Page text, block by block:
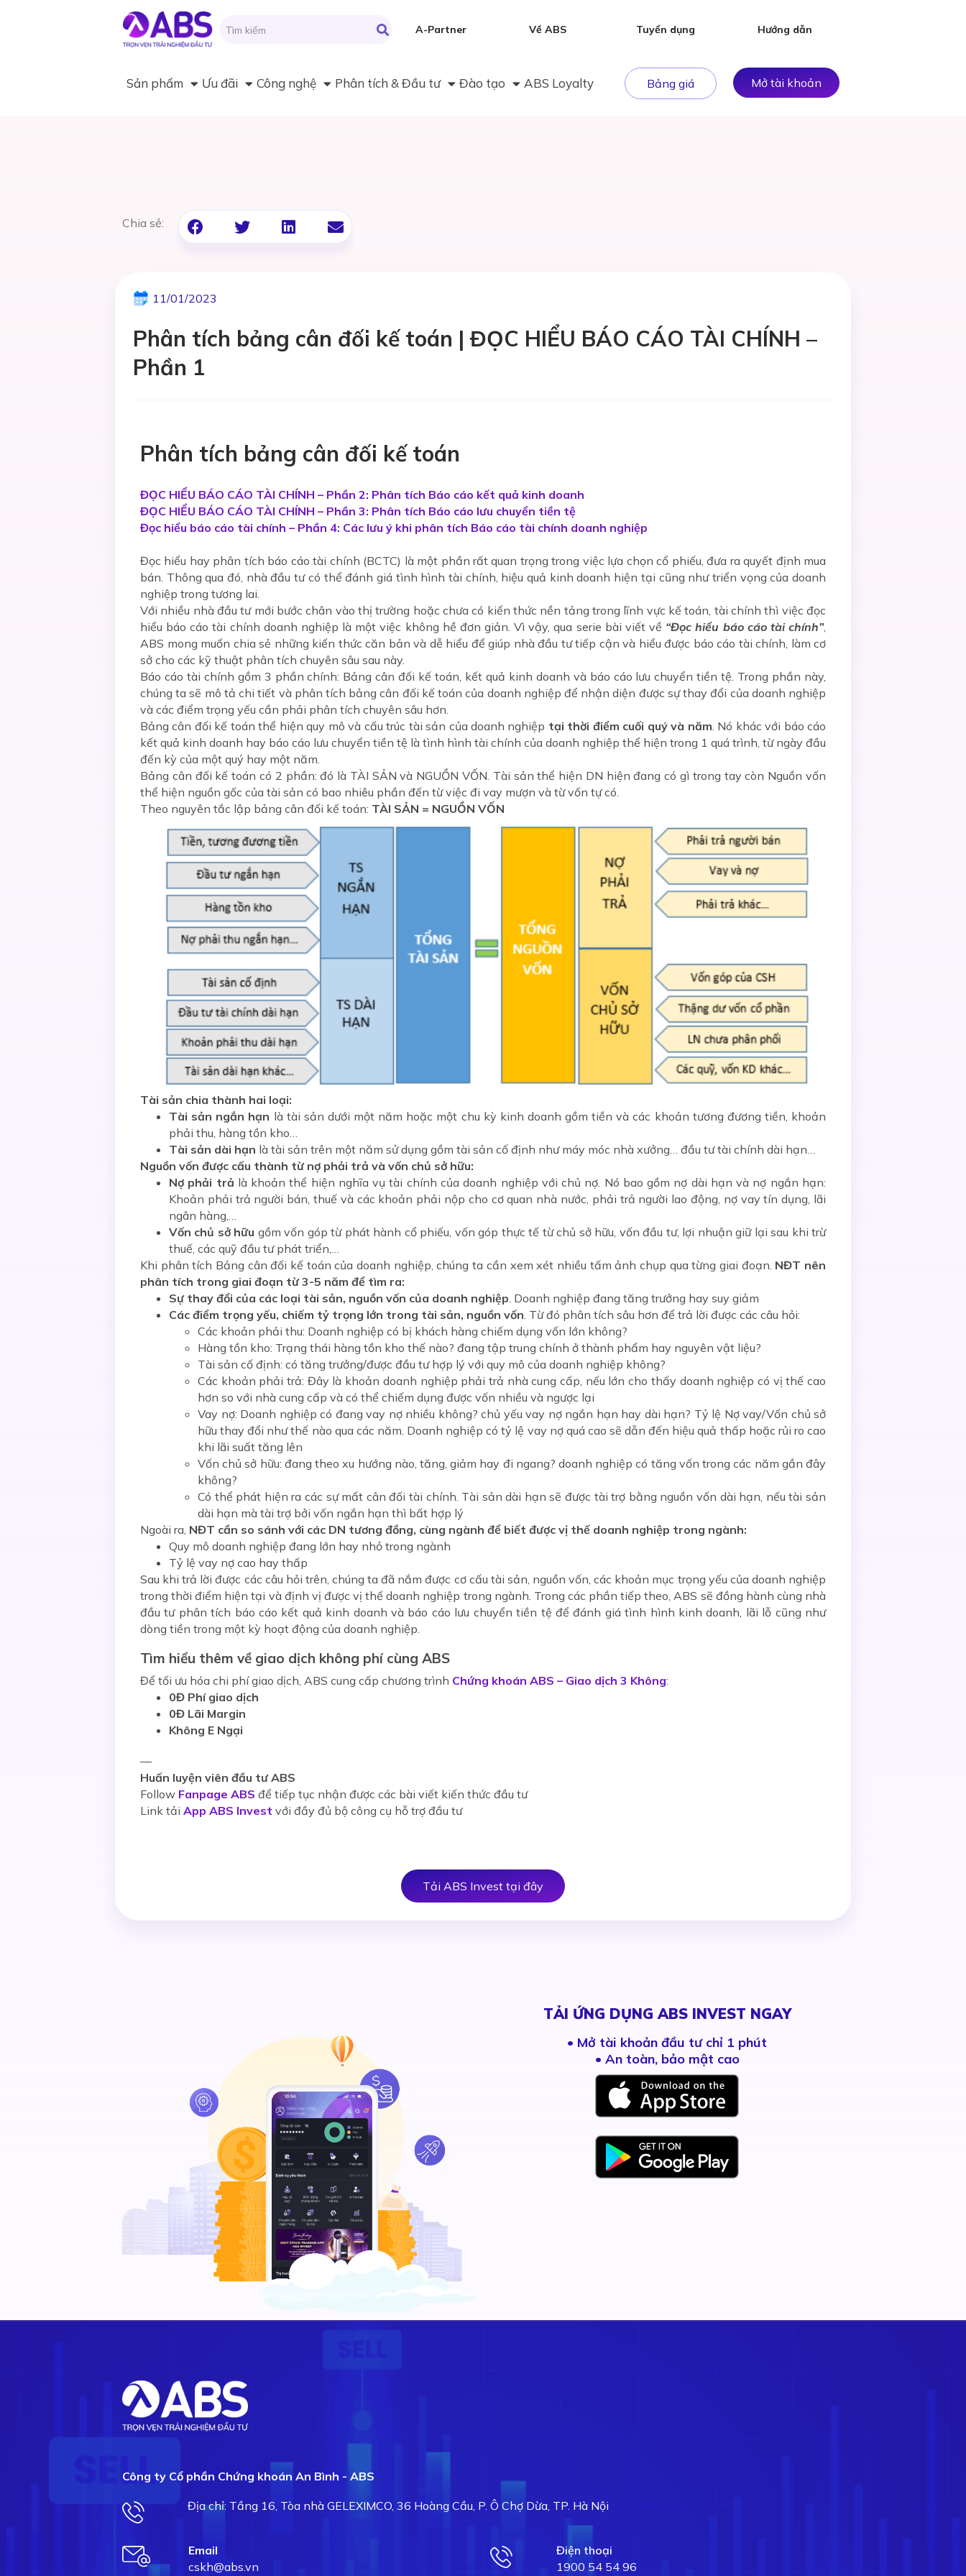
A-Partner Về ABS Tuyển dụng Hướng dẫn
Sản phẩm Ưu đãi Công nghệ Phân tích & Đầu tư Đào tạo ABS Loyalty Bảng giá Mở tài khoản
Chia sẻ:
11/01/2023
Phân tích bảng cân đối kế toán | ĐỌC HIỂU BÁO CÁO TÀI CHÍNH –
Phần 1
Phân tích bảng cân đối kế toán
ĐỌC HIỂU BÁO CÁO TÀI CHÍNH – Phần 2: Phân tích Báo cáo kết quả kinh doanh
ĐỌC HIỂU BÁO CÁO TÀI CHÍNH – Phần 3: Phân tích Báo cáo lưu chuyển tiền tệ
Đọc hiểu báo cáo tài chính – Phần 4: Các lưu ý khi phân tích Báo cáo tài chính doanh nghiệp
Đọc hiểu hay phân tích báo cáo tài chính (BCTC) là một phần rất quan trọng trong việc lựa chọn cổ phiếu, đưa ra quyết định mua
bán. Thông qua đó, nhà đầu tư có thể đánh giá tình hình tài chính, hiệu quả kinh doanh hiện tại cũng như triển vọng của doanh
nghiệp trong tương lai.
Với nhiều nhà đầu tư mới bước chân vào thị trường hoặc chưa có kiến thức nền tảng trong lĩnh vực kế toán, tài chính thì việc đọc
hiểu báo cáo tài chính doanh nghiệp là một việc không hề đơn giản. Vì vậy, qua serie bài viết về “Đọc hiểu báo cáo tài chính”,
ABS mong muốn chia sẻ những kiến thức căn bản và dễ hiểu để giúp nhà đầu tư tiếp cận và hiểu được báo cáo tài chính, làm cơ
sở cho các kỹ thuật phân tích chuyên sâu sau này.
Báo cáo tài chính gồm 3 phần chính: Bảng cân đối kế toán, kết quả kinh doanh và báo cáo lưu chuyển tiền tệ. Trong phần này,
chúng ta sẽ mô tả chi tiết và phân tích bảng cân đối kế toán của doanh nghiệp để nhận diện được sự thay đổi của doanh nghiệp
và các điểm trọng yếu cần phải phân tích chuyên sâu hơn.
Bảng cân đối kế toán thể hiện quy mô và cấu trúc tài sản của doanh nghiệp tại thời điểm cuối quý và năm. Nó khác với báo cáo
kết quả kinh doanh hay báo cáo lưu chuyển tiền tệ là tình hình tài chính của doanh nghiệp thể hiện trong 1 quá trình, từ ngày đầu
đến kỳ của một quý hay một năm.
Bảng cân đối kế toán có 2 phần: đó là TÀI SẢN và NGUỒN VỐN. Tài sản thể hiện DN hiện đang có gì trong tay còn Nguồn vốn
thể hiện nguồn gốc của tài sản có bao nhiêu phần đến từ việc đi vay mượn và từ vốn tự có.
Theo nguyên tắc lập bảng cân đối kế toán: TÀI SẢN = NGUỒN VỐN
Tài sản chia thành hai loại:
Tài sản ngắn hạn là tài sản dưới một năm hoặc một chu kỳ kinh doanh gồm tiền và các khoản tương đương tiền, khoản
phải thu, hàng tồn kho…
Tài sản dài hạn là tài sản trên một năm sử dụng gồm tài sản cố định như máy móc nhà xưởng… đầu tư tài chính dài hạn…
Nguồn vốn được cấu thành từ nợ phải trả và vốn chủ sở hữu:
Nợ phải trả là khoản thể hiện nghĩa vụ tài chính của doanh nghiệp với chủ nợ. Nó bao gồm nợ dài hạn và nợ ngắn hạn:
Khoản phải trả người bán, thuế và các khoản phải nộp cho cơ quan nhà nước, phải trả người lao động, nợ vay tín dụng, lãi
ngân hàng,…
Vốn chủ sở hữu gồm vốn góp từ phát hành cổ phiếu, vốn góp thực tế từ chủ sở hữu, vốn đầu tư, lợi nhuận giữ lại sau khi trừ
thuế, các quỹ đầu tư phát triển,…
Khi phân tích Bảng cân đối kế toán của doanh nghiệp, chúng ta cần xem xét nhiều tấm ảnh chụp qua từng giai đoạn. NĐT nên
phân tích trong giai đoạn từ 3-5 năm để tìm ra:
Sự thay đổi của các loại tài sản, nguồn vốn của doanh nghiệp . Doanh nghiệp đang tăng trưởng hay suy giảm
Các điểm trọng yếu, chiếm tỷ trọng lớn trong tài sản, nguồn vốn . Từ đó phân tích sâu hơn để trả lời được các câu hỏi:
Các khoản phải thu: Doanh nghiệp có bị khách hàng chiếm dụng vốn lớn không?
Hàng tồn kho: Trạng thái hàng tồn kho thế nào? đang tập trung chính ở thành phẩm hay nguyên vật liệu?
Tài sản cố định: có tăng trưởng/được đầu tư hợp lý với quy mô của doanh nghiệp không?
Các khoản phải trả: Đây là khoản doanh nghiệp phải trả nhà cung cấp, nếu lớn cho thấy doanh nghiệp có vị thế cao
hơn so với nhà cung cấp và có thể chiếm dụng được vốn nhiều và ngược lại
Vay nợ: Doanh nghiệp có đang vay nợ nhiều không? chủ yếu vay nợ ngắn hạn hay dài hạn? Tỷ lệ Nợ vay/Vốn chủ sở
hữu thay đổi như thế nào qua các năm. Doanh nghiệp có tỷ lệ vay nợ quá cao sẽ dẫn đến hiệu quả thấp hoặc rủi ro cao
khi lãi suất tăng lên
Vốn chủ sở hữu: đang theo xu hướng nào, tăng, giảm hay đi ngang? doanh nghiệp có tăng vốn trong các năm gần đây
không?
Có thể phát hiện ra các sự mất cân đối tài chính. Tài sản dài hạn sẽ được tài trợ bằng nguồn vốn dài hạn, nếu tài sản
dài hạn mà tài trợ bởi vốn ngắn hạn thì bất hợp lý
Ngoài ra, NĐT cần so sánh với các DN tương đồng, cùng ngành để biết được vị thế doanh nghiệp trong ngành:
Quy mô doanh nghiệp đang lớn hay nhỏ trong ngành
Tỷ lệ vay nợ cao hay thấp
Sau khi trả lời được các câu hỏi trên, chúng ta đã nắm được cơ cấu tài sản, nguồn vốn, các khoản mục trọng yếu của doanh nghiệp
trong thời điểm hiện tại và định vị được vị thế doanh nghiệp trong ngành. Trong các phần tiếp theo, ABS sẽ đồng hành cùng nhà
đầu tư phân tích báo cáo kết quả kinh doanh và báo cáo lưu chuyển tiền tệ để đánh giá tình hình kinh doanh, lãi lỗ cũng như
dòng tiền trong một kỳ hoạt động của doanh nghiệp.
Tìm hiểu thêm về giao dịch không phí cùng ABS
Để tối ưu hóa chi phí giao dịch, ABS cung cấp chương trình Chứng khoán ABS – Giao dịch 3 Không:
0Đ Phí giao dịch
0Đ Lãi Margin
Không E Ngại
—
Huấn luyện viên đầu tư ABS
Follow Fanpage ABS để tiếp tục nhận được các bài viết kiến thức đầu tư
Link tải App ABS Invest với đầy đủ bộ công cụ hỗ trợ đầu tư
Tải ABS Invest tại đây
TẢI ỨNG DỤNG ABS INVEST NGAY
• Mở tài khoản đầu tư chỉ 1 phút
• An toàn, bảo mật cao
Công ty Cổ phần Chứng khoán An Bình - ABS
Địa chỉ: Tầng 16, Tòa nhà GELEXIMCO, 36 Hoàng Cầu, P. Ô Chợ Dừa, TP. Hà Nội
Email
cskh@abs.vn
Điện thoại
1900 54 54 96